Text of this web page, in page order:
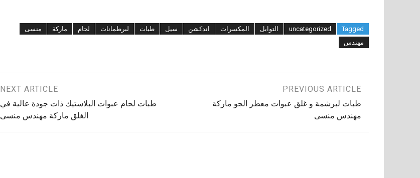
Tagged
uncategorized التوابل المكسرات اندكشن سيل طبات لبرطمانات لحام ماركة
منسى
مهندس
تصفّح
المقالات
PREVIOUS ARTICLE
طبات لبرشمة و غلق عبوات معطر الجو ماركة
مهندس منسى
NEXT ARTICLE
طبات لحام عبوات البلاستيك ذات جودة عالية في
الغلق ماركة مهندس منسى